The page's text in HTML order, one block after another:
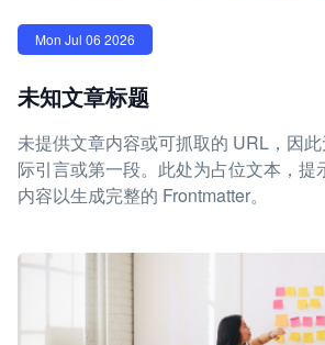
Mon Jul 06 2026
未知文章标题
未提供文章内容或可抓取的 URL，因
际引言或第一段。此处为占位文本，提
内容以生成完整的 Frontmatter。